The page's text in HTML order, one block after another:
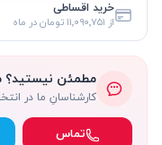
خرید اقساطی
از ۱۱٬۰۹۰٬۷۵۱ تومان در ماه
مطمئن نیستید؟
کارشناسانِ ما در
تماس